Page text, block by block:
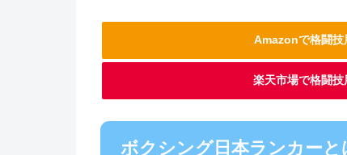
Amazonで格闘技
楽天市場で格闘
ボクシング日本ランカーと